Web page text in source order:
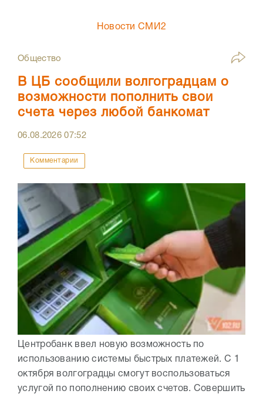
Новости СМИ2
Общество
В ЦБ сообщили волгоградцам о
возможности пополнить свои
счета через любой банкомат
06.08.202607:52
Комментарии
Центробанк ввел новую возможность по
использованию системы быстрых платежей. С 1
октября волгоградцы смогут воспользоваться
услугой по пополнению своих счетов. Совершить